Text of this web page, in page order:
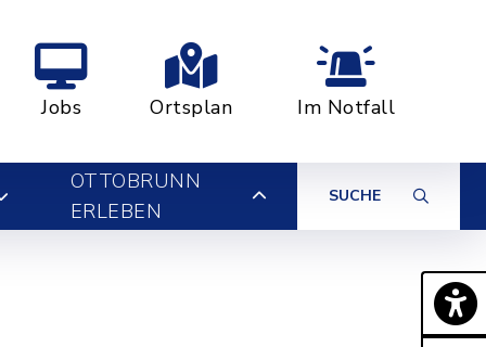
Jobs Ortsplan Im Notfall
OTTOBRUNN
ERLEBEN
SUCHE